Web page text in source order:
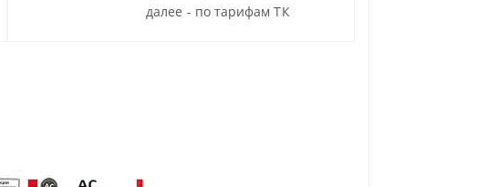
далее - по тарифам ТК